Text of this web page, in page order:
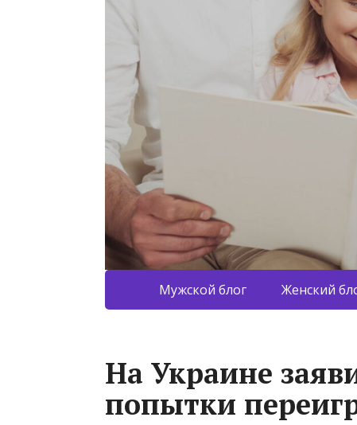
Мужской блог Женский
На Украине
попытки